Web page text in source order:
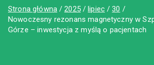
Strona główna 2025 lipiec
30
Nowoczesny rezonans magnetyczny w
Górze – inwestycja z myślą o pacjentach